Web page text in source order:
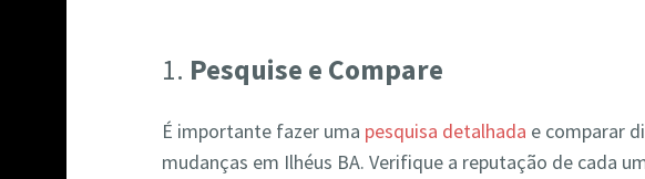
1. Pesquise e Compare
É importante fazer uma pesquisa detalhada e comparar
mudanças em Ilhéus BA. Verifique a reputação de cada